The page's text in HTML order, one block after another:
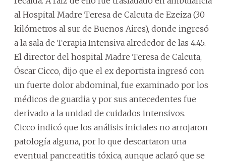
al Hospital Madre Teresa de Calcuta de Ezeiza (30
kilómetros al sur de Buenos Aires), donde ingresó
a la sala de Terapia Intensiva alrededor de las 4.45.
El director del hospital Madre Teresa de Calcuta,
Óscar Cicco, dijo que el ex deportista ingresó con
un fuerte dolor abdominal, fue examinado por los
médicos de guardia y por sus antecedentes fue
derivado a la unidad de cuidados intensivos.
Cicco indicó que los análisis iniciales no arrojaron
patología alguna, por lo que descartaron una
eventual pancreatitis tóxica, aunque aclaró que se